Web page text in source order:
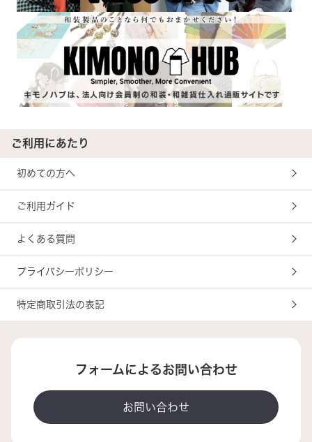
ご利用にあたり
初めての方へ
ご利用ガイド
よくある質問
プライバシーポリシー
特定商取引法の表記
フォームによるお問い合わせ
お問い合わせ